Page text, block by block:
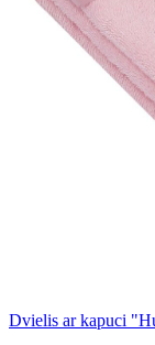
Dvielis ar kapuci